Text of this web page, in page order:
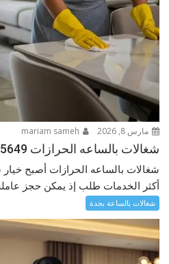
مارس 8, 2026
شغالات بالساعه الحرازات 0577265649
شغالات بالساعه الحرازات أصبح
أكثر الخدمات طلب إذ يمكن حجز
شغالات بالساعة بجدة